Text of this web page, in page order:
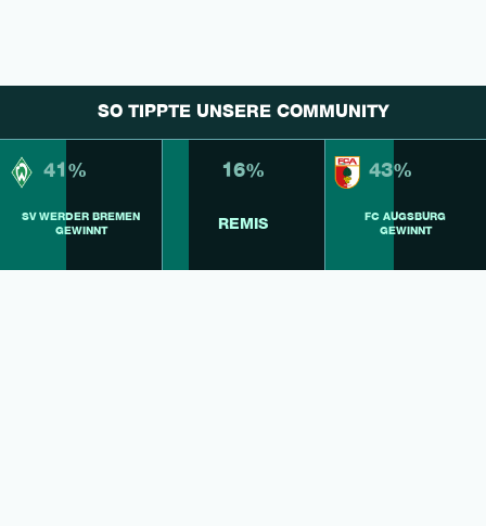
SO TIPPTE UNSERE COMMUNITY
41%
SV WERDER BREMEN
GEWINNT
16%
REMIS
43%
FC AUGSBURG
GEWINNT